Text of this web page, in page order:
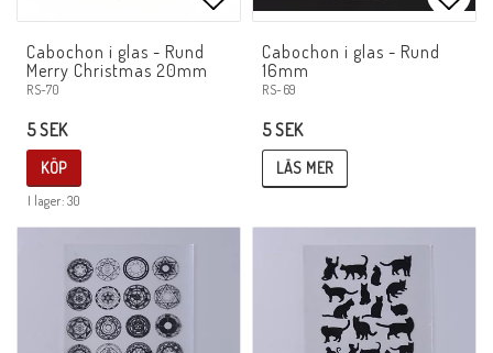
Lägg till i favoritlistan
Cabochon i glas - Rund
Merry Christmas 20mm
RS-70
5 SEK
I lager: 30
KÖP
Cabochon i glas - Rund
16mm
RS-69
5 SEK
LÄS MER